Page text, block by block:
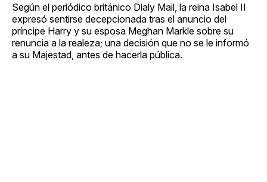
Según el periódico británico Dialy Mail, la reina Isabel II
expresó sentirse decepcionada tras el anuncio del
príncipe Harry y su esposa Meghan Markle sobre su
renuncia a la realeza; una decisión que no se le informó
a su Majestad, antes de hacerla pública.